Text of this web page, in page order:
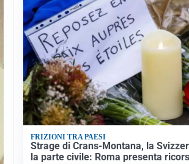
FRIZIONI TRA PAESI
Strage di Crans-Montana, la
la parte civile: Roma presenta